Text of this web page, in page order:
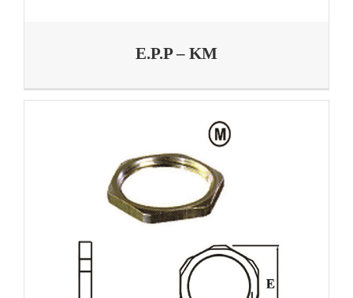
E.P.P – KM